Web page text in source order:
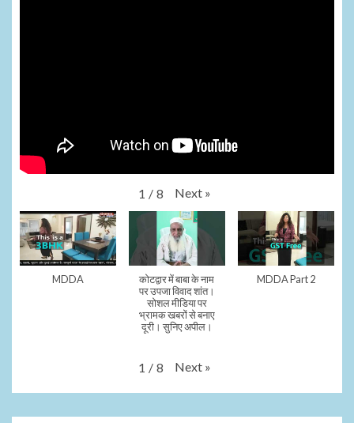
1 / 8 Next »
MDDA
कोटद्वार में बाबा के नाम
पर उपजा विवाद शांत।
सोशल मीडिया पर
भ्रामक खबरों से बनाए
दूरी। सुनिए अपील।
MDDA Part 2
1 / 8 Next »